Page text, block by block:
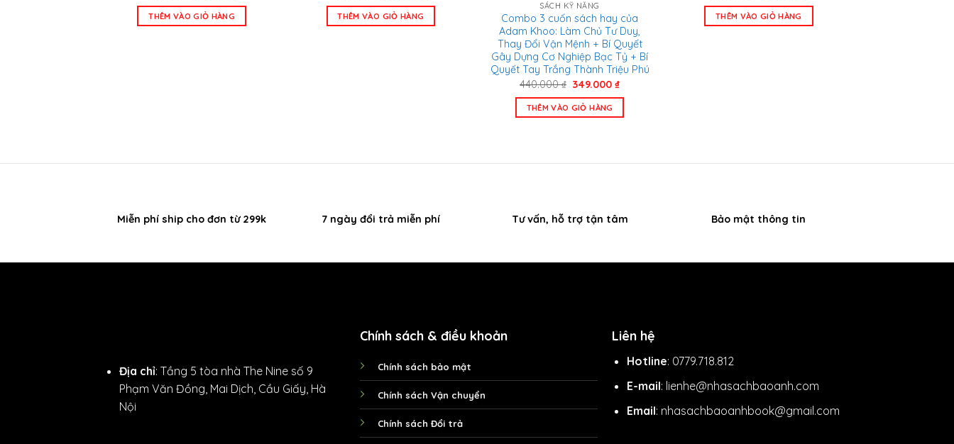
là:
119.000 ₫.
THÊM VÀO GIỎ HÀNG là:
319.000 ₫.
THÊM VÀO GIỎ HÀNG
SÁCH KỸ NĂNG
Combo 3 cuốn sách hay của
Adam Khoo: Làm Chủ Tư Duy,
Thay Đổi Vận Mệnh + Bí Quyết
Gây Dựng Cơ Nghiệp Bạc Tỷ + Bí
Quyết Tay Trắng Thành Triệu Phú
440.000₫ Giá
là:
440.000 ₫.
349.000₫Giá
THÊM VÀO GIỎ HÀNG
là:
179.000 ₫.
THÊM VÀO GIỎ HÀNG
Miễn phí ship cho đơn từ 299k 7 ngày đổi trả miễn phí Tư vấn, hỗ trợ tận tâm Bảo mật thông tin
Địa chỉ: Tầng 5 tòa nhà The Nine số 9
Phạm Văn Đồng, Mai Dịch, Cầu Giấy, Hà
Nội
Chính sách & điều khoản
Chính sách bảo mật
Chính sách Vận chuyển
Chính sách Đổi trả
Liên hệ
Hotline: 0779.718.812
E-mail: lienhe@nhasachbaoanh.com
Email: nhasachbaoanhbook@gmail.com